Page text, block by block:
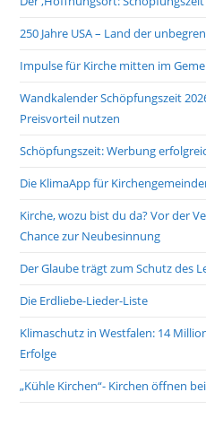
250 Jahre USA – Land der
Impulse für Kirche mitten im
Wandkalender Schöpfungszeit
Preisvorteil nutzen
Schöpfungszeit: Werbung
Die KlimaApp für
Kirche, wozu bist du da? Vor der
Chance zur Neubesinnung
Der Glaube trägt zum Schutz des
Die Erdliebe-Lieder-Liste
Klimaschutz in Westfalen: 14
Erfolge
„Kühle Kirchen“- Kirchen öffnen